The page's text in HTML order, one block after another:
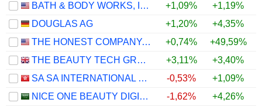
BATH & BODY WORKS, INC.
+1,09% +1,19%
DOUGLAS AG
+1,20% +4,35%
THE HONEST COMPANY, INC.
+0,74% +49,59%
THE BEAUTY TECH GROUP PLC
+3,11% +3,40%
SA SA INTERNATIONAL HOLDINGS LIMITED
-0,53% +1,09%
NICE ONE BEAUTY DIGITAL MARKETING COMPANY
-1,62% +4,26%